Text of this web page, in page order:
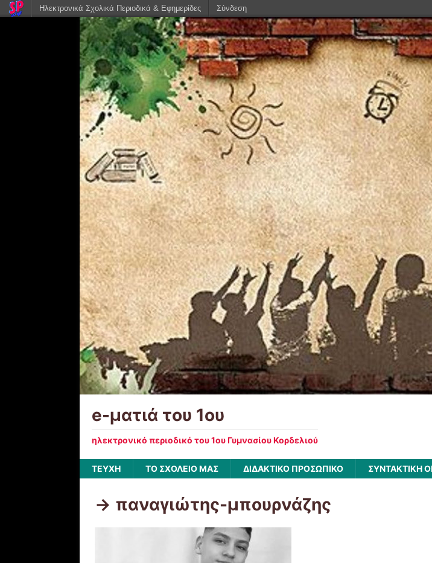
e-ματιά του 1ου
ηλεκτρονικό περιοδικό του 1ου Γυμνασίου Κορδελιού
ΤΕΥΧΗ ΤΟ ΣΧΟΛΕΙΟ ΜΑΣ ΔΙΔΑΚΤΙΚΟ ΠΡΟΣΩΠΙΚΟ ΣΥΝΤΑΚΤΙΚΗ
-> παναγιώτης-μπουρνάζης
Ηλεκτρονικά Σχολικά Περιοδικά & Εφημερίδες Σύνδεση